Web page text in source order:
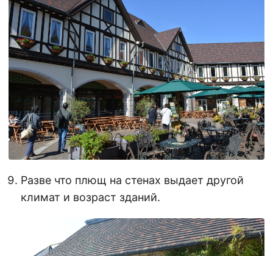
Разве что плющ на стенах выдает другой
климат и возраст зданий.